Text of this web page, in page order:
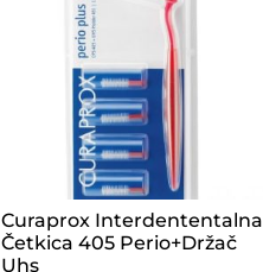
Curaprox Interdententalna
Četkica 405 Perio+držač
Uhs